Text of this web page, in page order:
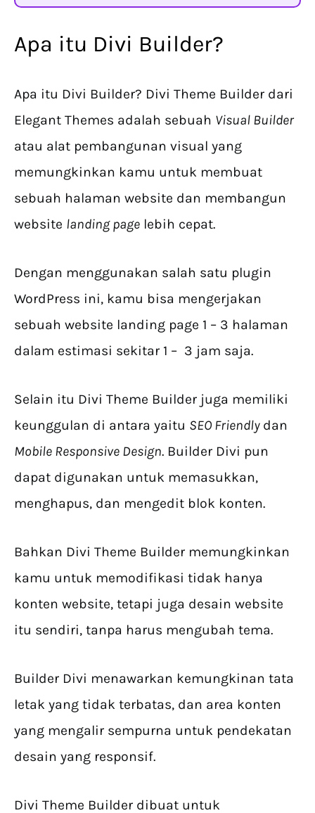
Apa itu Divi Builder?
Apa itu Divi Builder? Divi Theme Builder dari
Elegant Themes adalah sebuah Visual Builder
atau alat pembangunan visual yang
memungkinkan kamu untuk membuat
sebuah halaman website dan membangun
website landing page lebih cepat.
Dengan menggunakan salah satu plugin
WordPress ini, kamu bisa mengerjakan
sebuah website landing page 1 – 3 halaman
dalam estimasi sekitar 1 – 3 jam saja.
Selain itu Divi Theme Builder juga memiliki
keunggulan di antara yaitu SEO Friendly dan
Mobile Responsive Design. Builder Divi pun
dapat digunakan untuk memasukkan,
menghapus, dan mengedit blok konten.
Bahkan Divi Theme Builder memungkinkan
kamu untuk memodifikasi tidak hanya
konten website, tetapi juga desain website
itu sendiri, tanpa harus mengubah tema.
Builder Divi menawarkan kemungkinan tata
letak yang tidak terbatas, dan area konten
yang mengalir sempurna untuk pendekatan
desain yang responsif.
Divi Theme Builder dibuat untuk